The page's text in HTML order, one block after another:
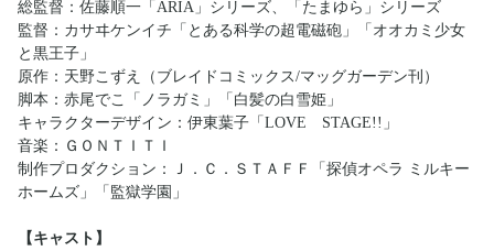
総監督：佐藤順一「ARIA」シリーズ、「たまゆら」シリーズ
監督：カサヰケンイチ「とある科学の超電磁砲」「オオカミ少女
と黒王子」
原作：天野こずえ（ブレイドコミックス/マッグガーデン刊）
脚本：赤尾でこ「ノラガミ」「白髪の白雪姫」
キャラクターデザイン：伊東葉子「LOVE STAGE!!」
音楽：ＧＯＮＴＩＴＩ
制作プロダクション：Ｊ．Ｃ．ＳＴＡＦＦ「探偵オペラ ミルキー
ホームズ」「監獄学園」
【キャスト】